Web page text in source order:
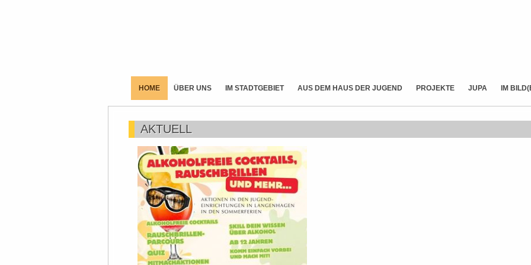
HOME ÜBER UNS IM STADTGEBIET AUS DEM HAUS DER JUGEND PROJEKTE JUPA IM
AKTUELL